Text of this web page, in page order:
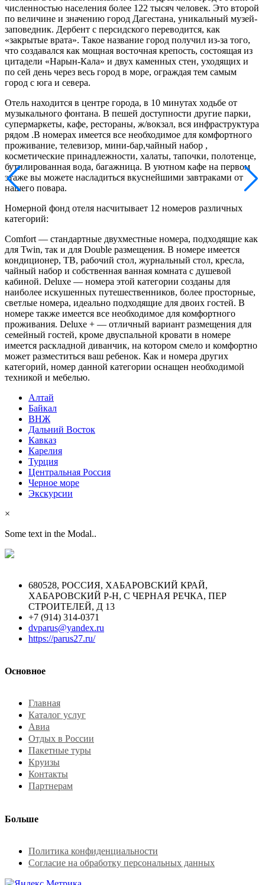
численностью населения более 122 тысяч человек. Это второй
по величине и значению город Дагестана, уникальный музей-
заповедник. Дербент с персидского переводится, как
«закрытые врата». Такое название город получил из-за того,
что создавался как мощная восточная крепость, состоящая из
цитадели «Нарын-Кала» и двух каменных стен, уходящих и
по сей день через весь город в море, ограждая тем самым
город с юга и севера.
Отель находится в центре города, в 10 минутах ходьбе от
музыкального фонтана. В пешей доступности другие парки,
супермаркеты, кафе, рестораны, ж/вокзал, вся инфраструктура
рядом .В номерах имеется все необходимое для комфортного
проживание, телевизор, мини-бар,чайный набор ,
косметические принадлежности, халаты, тапочки, полотенце,
бутилированная вода, багажница. В уютном кафе на первом
этаже вы можете насладиться вкуснейшими завтраками от
нашего повара.
Номерной фонд отеля насчитывает 12 номеров различных
категорий:
Comfort — стандартные двухместные номера, подходящие как
для Twin, так и для Double размещения. В номере имеется
кондиционер, ТВ, рабочий стол, журнальный стол, кресла,
чайный набор и собственная ванная комната с душевой
кабиной. Deluxe — номера этой категории созданы для
наиболее искушенных путешественников, более просторные,
светлые номера, идеально подходящие для двоих гостей. В
номере также имеется все необходимое для комфортного
проживания. Deluxe + — отличный вариант размещения для
семейный гостей, кроме двуспальной кровати в номере
имеется раскладной диванчик, на котором смело и комфортно
может разместиться ваш ребенок. Как и номера других
категорий, номер данной категории оснащен необходимой
техникой и мебелью.
Алтай
Байкал
ВНЖ
Дальний Восток
Кавказ
Карелия
Турция
Центральная Россия
Черное море
Экскурсии
×
Some text in the Modal..
680528, РОССИЯ, ХАБАРОВСКИЙ КРАЙ,
ХАБАРОВСКИЙ Р-Н, С ЧЕРНАЯ РЕЧКА, ПЕР
СТРОИТЕЛЕЙ, Д 13
+7 (914) 314-0371
dvparus@yandex.ru
https://parus27.ru/
Основное
Главная
Каталог услуг
Авиа
Отдых в России
Пакетные туры
Круизы
Контакты
Партнерам
Больше
Политика конфиденциальности
Согласие на обработку персональных данных